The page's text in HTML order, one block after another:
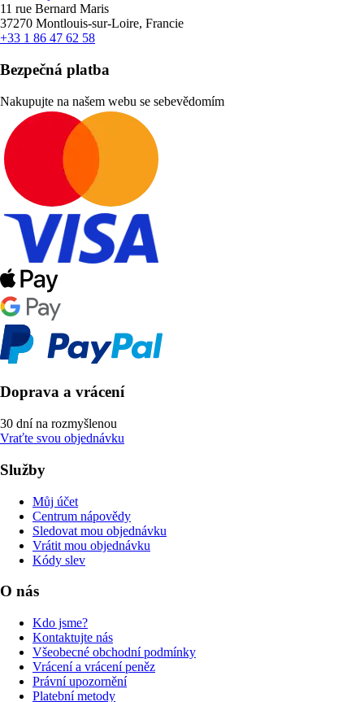
11 rue Bernard Maris
37270 Montlouis-sur-Loire, Francie
+33 1 86 47 62 58
Bezpečná platba
Nakupujte na našem webu se sebevědomím
Doprava a vrácení
30 dní na rozmyšlenou
Vraťte svou objednávku
Služby
Můj účet
Centrum nápovědy
Sledovat mou objednávku
Vrátit mou objednávku
Kódy slev
O nás
Kdo jsme?
Kontaktujte nás
Všeobecné obchodní podmínky
Vrácení a vrácení peněz
Právní upozornění
Platební metody